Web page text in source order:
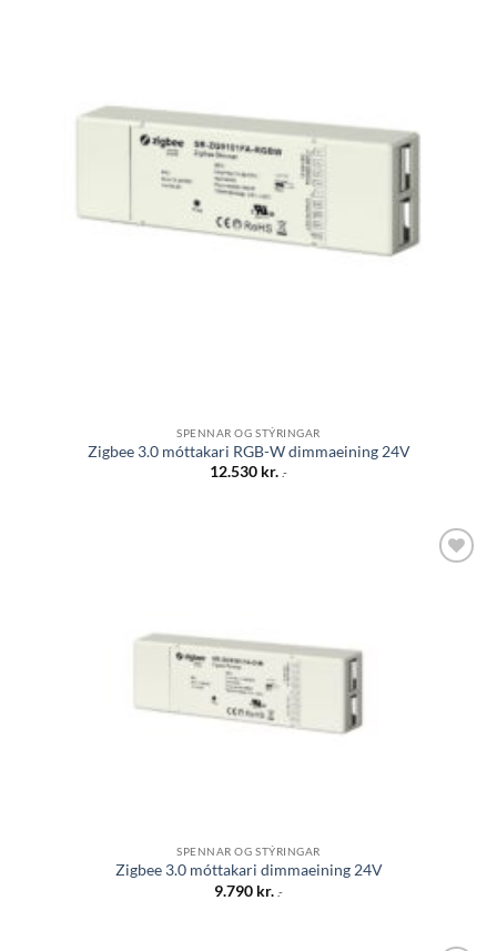
SPENNAR OG STÝRINGAR
Zigbee 3.0 móttakari RGB-W dimmaeining 24V
12.530 kr. .-
SPENNAR OG STÝRINGAR
Zigbee 3.0 móttakari dimmaeining 24V
9.790 kr. .-